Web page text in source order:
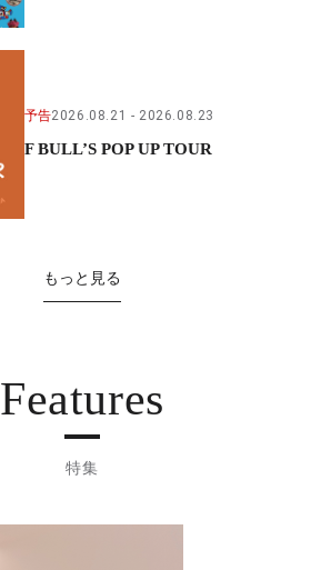
予告2026.08.21 2026.08.23
F BULL’S POP UP TOUR
もっと見る
Features
特集